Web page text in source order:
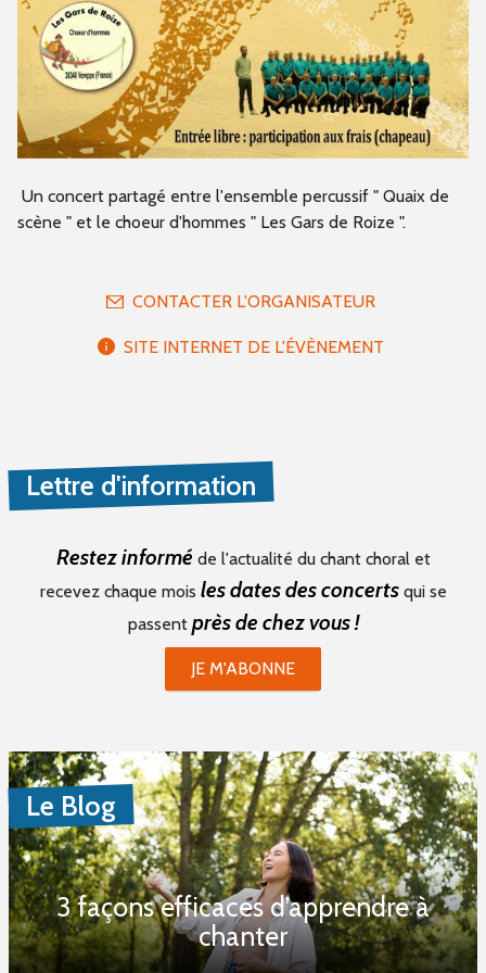
Un concert partagé entre l'ensemble percussif " Quaix de
scène " et le choeur d'hommes " Les Gars de Roize ".
CONTACTER L'ORGANISATEUR
SITE INTERNET DE L'ÉVÈNEMENT
Lettre d'information
Restez informé de l'actualité du chant choral et
recevez chaque mois les dates des concertsqui se
passent près de chez vous !
JE M'ABONNE
Le Blog
3 façons efficaces d’apprendre à
chanter